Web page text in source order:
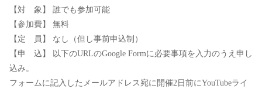
【対 象】 誰でも参加可能
【参加費】 無料
【定 員】 なし（但し事前申込制）
【申 込】 以下のURLのGoogle Formに必要事項を⼊⼒のうえ申し
込み。
フォームに記⼊したメールアドレス宛に開催2⽇前にYouTubeライ